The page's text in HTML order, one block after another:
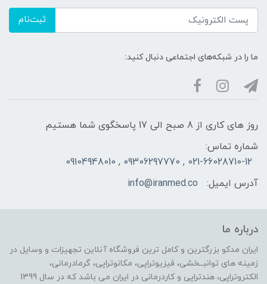
ثبت‌نام
ما را در شبکه‌های اجتماعی دنبال کنید:
روز های کاری از 8 صبح الی 17 پاسخگوی شما هستیم
شماره تماس:
021-66028710-12 , 09306297770 , 09104948010
آدرس ایمیل:
info@iranmed.co
درباره ما
ایران مدکو بزرگترین و کامل ترین فروشگاه آنلاین تجهیزات و وسایل در
زمینه های توانبــخشی، فیزیوتراپی، مکانوتراپی، گرمادرمانی،
الکتروتراپی، هندتراپی و کاردرمانی در ایران می باشد که در سال 1399